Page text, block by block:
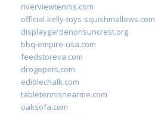
riverviewtennis.com
official-kelly-toys-squishmallows.com
displaygardenonsuncrest.org
bbq-empire-usa.com
feedstoreva.com
drogopets.com
ediblechalk.com
tabletennisnearme.com
oaksofa.com